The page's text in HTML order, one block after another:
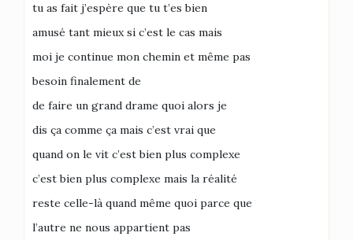
tu as fait j’espère que tu t’es bien
amusé tant mieux si c’est le cas mais
moi je continue mon chemin et même pas
besoin finalement de
de faire un grand drame quoi alors je
dis ça comme ça mais c’est vrai que
quand on le vit c’est bien plus complexe
c’est bien plus complexe mais la réalité
reste celle-là quand même quoi parce que
l’autre ne nous appartient pas